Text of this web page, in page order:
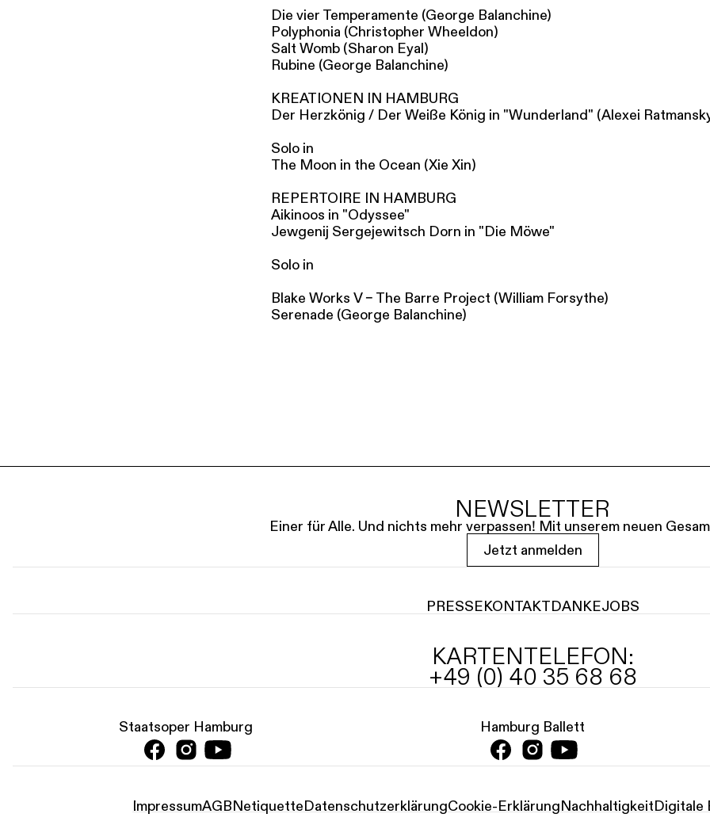
Die vier Temperamente (George Balanchine)
Polyphonia (Christopher Wheeldon)
Salt Womb (Sharon Eyal)
Rubine (George Balanchine)
KREATIONEN IN HAMBURG
Der Herzkönig / Der Weiße König in "Wunderland" (Alexei
Solo in
The Moon in the Ocean (Xie Xin)
REPERTOIRE IN HAMBURG
Aikinoos in "Odyssee"
Jewgenij Sergejewitsch Dorn in "Die Möwe"
Solo in
Blake Works V – The Barre Project (William Forsythe)
Serenade (George Balanchine)
NEWSLETTER
Einer für Alle. Und nichts mehr verpassen! Mit unserem neuen
Jetzt anmelden
PRESSEKONTAKTDANKEJOBS
KARTENTELEFON:
+49 (0) 40 35 68 68
Staatsoper Hamburg Hamburg Ballett
ImpressumAGBNetiquetteDatenschutz­erklärungCookie-Erklärung